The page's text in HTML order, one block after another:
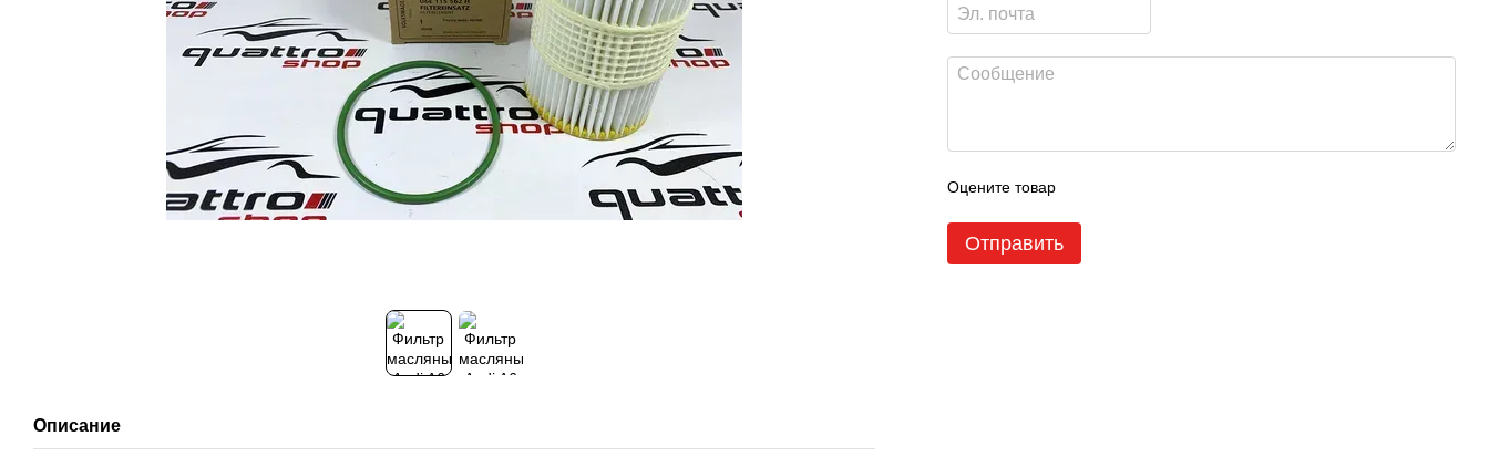
Описание
Оцените товар
Отправить